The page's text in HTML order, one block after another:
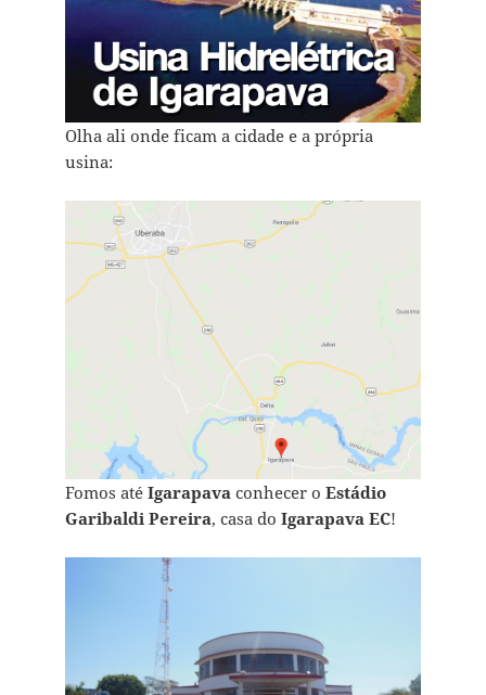
Olha ali onde ficam a cidade e a própria
usina:
Fomos até Igarapavaconhecer o Estádio
Garibaldi Pereira, casa do Igarapava EC!